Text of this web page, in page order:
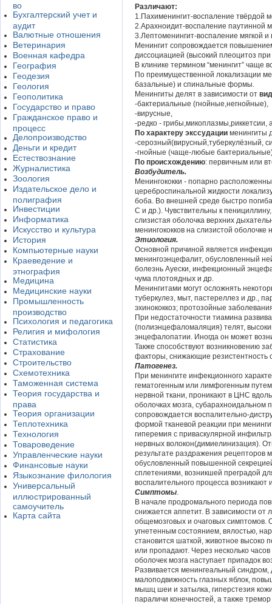
во
Бухгалтерский учет и
аудит
Валютные отношения
Ветеринария
Военная кафедра
География
Геодезия
Геология
Геополитика
Государство и право
Гражданское право и
процесс
Делопроизводство
Деньги и кредит
Естествознание
Журналистика
Зоология
Издательское дело и
полиграфия
Инвестиции
Информатика
Искусство и культура
История
Компьютерные науки
Краеведение и
этнография
Медицина
Медицинские науки
Промышленность
производство
Психология и педагогика
Религия и мифология
Статистика
Страхование
Строительство
Схемотехника
Таможенная система
Теория государства и
права
Теория организации
Теплотехника
Технология
Товароведение
Управленческие науки
Финансовые науки
Языкознание филология
Универсальный
иллюстрированный
самоучитель
Карта сайта
Различают:
1.Пахименингит-воспаление твёрдой
2.Арахноидит-воспаление паутинной
3.Лептоменингит-воспаление мягкой
Менингит сопровождается
диссоциацией (высокий плеоцитоз
В клинике термином “менингит” чаще
По преимущественной локализации
базальные) и спинальные формы.
Менингиты делят в зависимости от
-бактериальные (гнойные,негнойные),
-вирусные,
-редко - грибы,микоплазмы,риккетсии,
По характеру экссудации менингиты
-серозный(вирусный,туберкулёзный,
-гнойные (чаще-любые
По происхождению: первичным или
Возбудитель.
Менингококки - попарно
цереброспинальной жидкости
боба. Во внешней среде быстро
С и др.). Чувствительны к
слизистая оболочка верхних
менингококков на слизистой
Этиология.
Основной причиной является
менингоэнцефалит, обусловленный
болезнь Ауески, инфекционный
чума плотоядных и др.
Менингитами могут осложнять
туберкулез, мыт, пастереллез и др.,
эхинококкоз; протозойные
При недостаточности тиамина
(полиэнцефаломаляция) телят,
энцефалопатии. Иногда он может
Также способствуют возникновению
факторы, снижающие резистентность
Патогенез.
При менингите инфекционного
гематогенным или лимфогенным
нервной ткани, проникают в ЦНС
оболочках мозга, субарахноидальном
сопровождается воспалительно-
формой тканевой реакции при
гиперемия с приваскулярной
нервных волокон(димиелинизация).
результате раздражения рецепторов
обусловленный повышенной
сплетениями, возникшей преградой
воспалительного процесса
Симптомы.
В начале продромального периода
снижается аппетит. В зависимости от
общемозговых и очаговых
угнетенным состоянием, вялостью,
становится шаткой, животное высоко
или пропадают. Через несколько
оболочек мозга наступает припадок
Развивается менингеальный синдром,
малоподвижность глазных яблок,
мышц шеи и затылка, гиперстезия
параличи конечностей, а также